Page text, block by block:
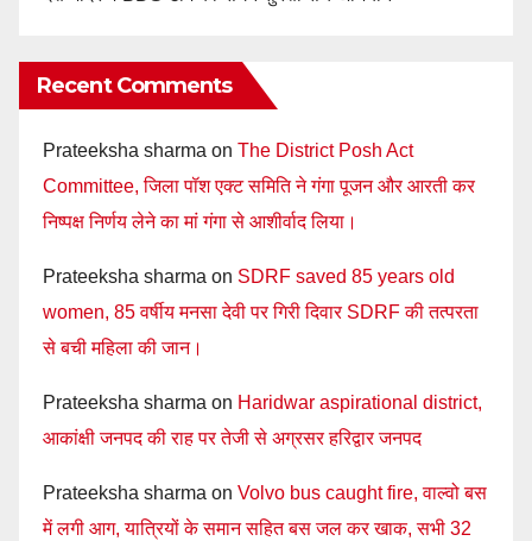
Recent Comments
Prateeksha sharma on The District Posh Act
Committee, जिला पॉश एक्ट समिति ने गंगा पूजन और आरती कर
निष्पक्ष निर्णय लेने का मां गंगा से आशीर्वाद लिया।
Prateeksha sharma on SDRF saved 85 years old
women, 85 वर्षीय मनसा देवी पर गिरी दिवार SDRF की तत्परता
से बची महिला की जान।
Prateeksha sharma on Haridwar aspirational district,
आकांक्षी जनपद की राह पर तेजी से अग्रसर हरिद्वार जनपद
Prateeksha sharma on Volvo bus caught fire, वाल्वो बस
में लगी आग, यात्रियों के समान सहित बस जल कर खाक, सभी 32